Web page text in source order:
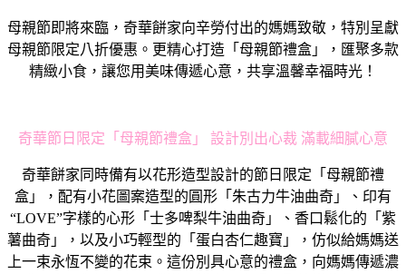
母親節即將來臨，奇華餅家向辛勞付出的媽媽致敬，特別呈獻
母親節限定八折優惠。更精心打造「母親節禮盒」，匯聚多款
精緻小食，讓您用美味傳遞心意，共享溫馨幸福時光！
奇華節日限定「母親節禮盒」 設計別出心裁 滿載細膩心意
奇華餅家同時備有以花形造型設計的節日限定「母親節禮
盒」，配有小花圖案造型的圓形「朱古力牛油曲奇」、印有
“LOVE”字樣的心形「士多啤梨牛油曲奇」、香口鬆化的「紫
薯曲奇」，以及小巧輕型的「蛋白杏仁趣寶」，仿似給媽媽送
上一束永恆不變的花束。這份別具心意的禮盒，向媽媽傳遞濃